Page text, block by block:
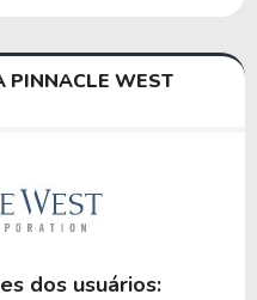
PINNACLE WEST
dos usuários: